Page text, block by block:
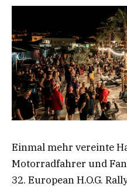
Einmal mehr vereinte
Motorradfahrer und
32. European H.O.G.